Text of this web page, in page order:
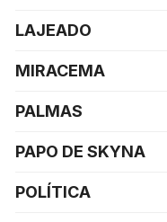
LAJEADO
MIRACEMA
PALMAS
PAPO DE SKYNA
POLÍTICA